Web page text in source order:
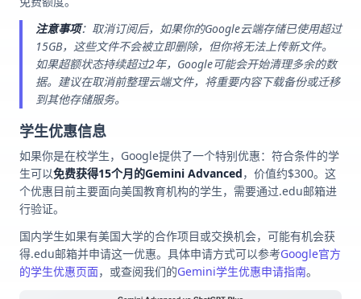
注意事项：取消订阅后，如果你的Google云端存储已使用超过
15GB，这些文件不会被立即删除，但你将无法上传新文件。
如果超额状态持续超过2年，Google可能会开始清理多余的数
据。建议在取消前整理云端文件，将重要内容下载备份或迁移
到其他存储服务。
学生优惠信息
如果你是在校学生，Google提供了一个特别优惠：符合条件的学
生可以免费获得15个月的Gemini Advanced，价值约$300。这
个优惠目前主要面向美国教育机构的学生，需要通过.edu邮箱进
行验证。
国内学生如果有美国大学的合作项目或交换机会，可能有机会获
得.edu邮箱并申请这一优惠。具体申请方式可以参考Google官方
的学生优惠页面，或查阅我们的Gemini学生优惠申请指南。